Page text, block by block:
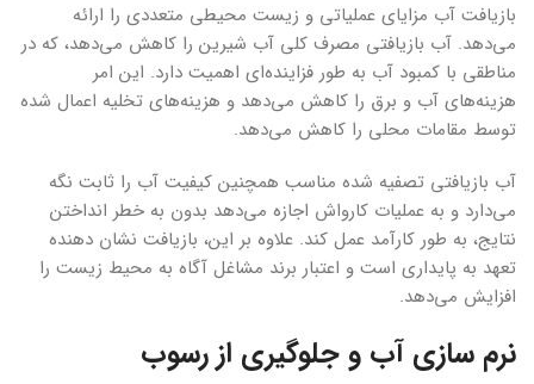
بازیافت آب مزایای عملیاتی و زیست محیطی متعددی را ارائه
می‌دهد. آب بازیافتی مصرف کلی آب شیرین را کاهش می‌دهد، که در
مناطقی با کمبود آب به طور فزاینده‌ای اهمیت دارد. این امر
هزینه‌های آب و برق را کاهش می‌دهد و هزینه‌های تخلیه اعمال شده
توسط مقامات محلی را کاهش می‌دهد.
آب بازیافتی تصفیه شده مناسب همچنین کیفیت آب را ثابت نگه
می‌دارد و به عملیات کارواش اجازه می‌دهد بدون به خطر انداختن
نتایج، به طور کارآمد عمل کند. علاوه بر این، بازیافت نشان دهنده
تعهد به پایداری است و اعتبار برند مشاغل آگاه به محیط زیست را
افزایش می‌دهد.
نرم سازی آب و جلوگیری از رسوب